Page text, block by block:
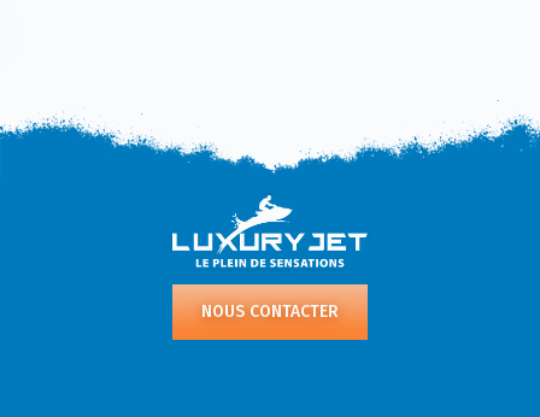
NOUS CONTACTER